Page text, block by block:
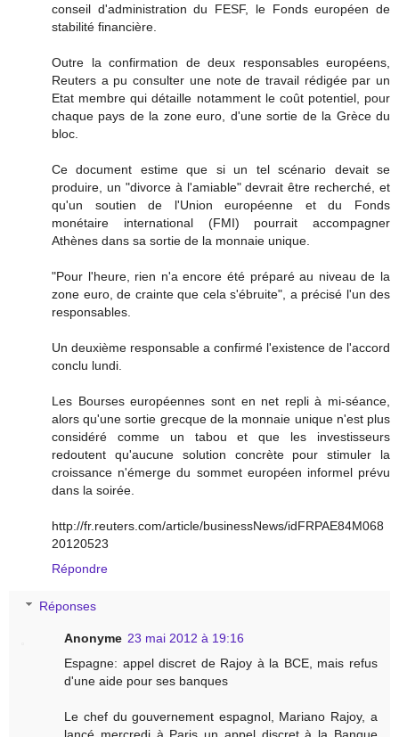
conseil d'administration du FESF, le Fonds européen de
stabilité financière.
Outre la confirmation de deux responsables européens,
Reuters a pu consulter une note de travail rédigée par un
Etat membre qui détaille notamment le coût potentiel, pour
chaque pays de la zone euro, d'une sortie de la Grèce du
bloc.
Ce document estime que si un tel scénario devait se
produire, un "divorce à l'amiable" devrait être recherché, et
qu'un soutien de l'Union européenne et du Fonds
monétaire international (FMI) pourrait accompagner
Athènes dans sa sortie de la monnaie unique.
"Pour l'heure, rien n'a encore été préparé au niveau de la
zone euro, de crainte que cela s'ébruite", a précisé l'un des
responsables.
Un deuxième responsable a confirmé l'existence de l'accord
conclu lundi.
Les Bourses européennes sont en net repli à mi-séance,
alors qu'une sortie grecque de la monnaie unique n'est plus
considéré comme un tabou et que les investisseurs
redoutent qu'aucune solution concrète pour stimuler la
croissance n'émerge du sommet européen informel prévu
dans la soirée.
http://fr.reuters.com/article/businessNews/idFRPAE84M068
20120523
Répondre
Réponses
Anonyme 23 mai 2012 à 19:16
Espagne: appel discret de Rajoy à la BCE, mais refus
d'une aide pour ses banques
Le chef du gouvernement espagnol, Mariano Rajoy, a